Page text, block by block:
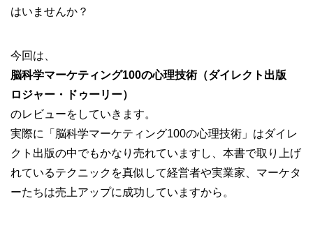
はいませんか？
今回は、
脳科学マーケティング100の心理技術（ダイレクト出版
ロジャー・ドゥーリー）
のレビューをしていきます。
実際に「脳科学マーケティング100の心理技術」はダイレ
クト出版の中でもかなり売れていますし、本書で取り上げ
れているテクニックを真似して経営者や実業家、マーケタ
ーたちは売上アップに成功していますから。